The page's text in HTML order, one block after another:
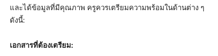
และได้ข้อมูลที่มีคุณภาพ ครูควรเตรียมความพร้อมในด้านต่าง ๆ
ดังนี้:
เอกสารที่ต้องเตรียม: